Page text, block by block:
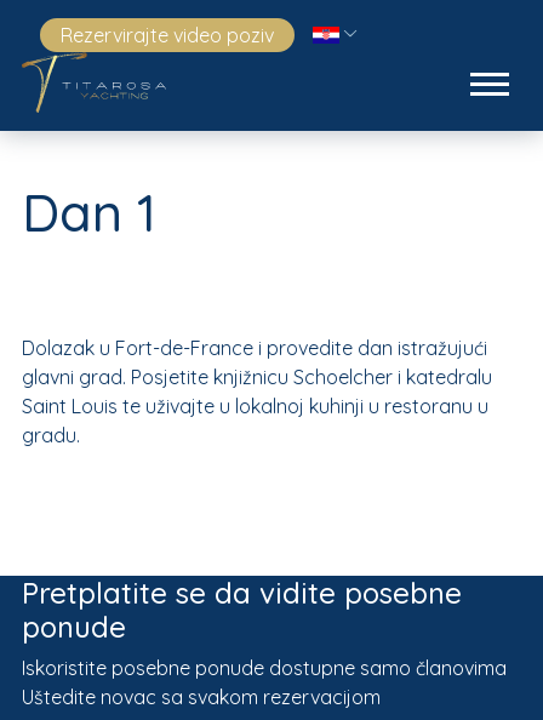
Rezervirajte video poziv
Dan 1
Dolazak u Fort-de-France i provedite dan istražujući
glavni grad. Posjetite knjižnicu Schoelcher i katedralu
Saint Louis te uživajte u lokalnoj kuhinji u restoranu u
gradu.
Pretplatite se da vidite posebne
ponude
Iskoristite posebne ponude dostupne samo članovima
Uštedite novac sa svakom rezervacijom